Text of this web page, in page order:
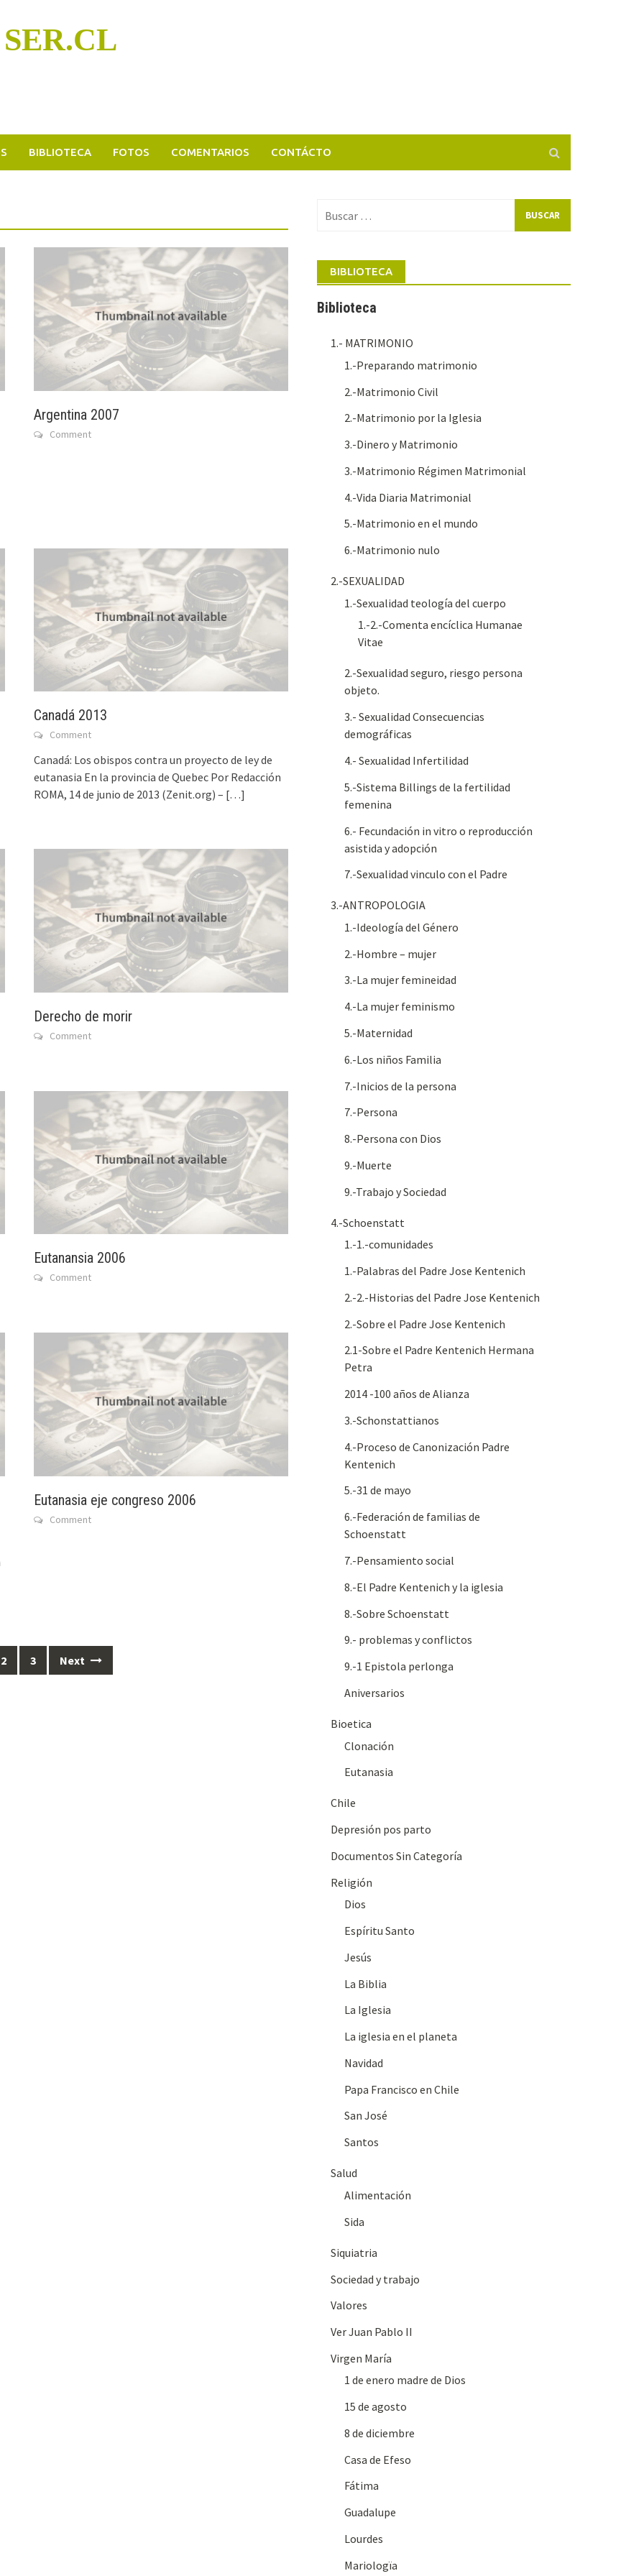
BIBLIOTECA FOTOS COMENTARIOS CONTÁCTO
Argentina 2007
Comment
Canadá 2013
Comment
Canadá: Los obispos contra un proyecto de ley de
eutanasia En la provincia de Quebec Por Redacción
ROMA, 14 de junio de 2013 (Zenit.org) – […]
Derecho de morir
Comment
Eutanansia 2006
Comment
Eutanasia eje congreso 2006
Comment
2 3 Next
por:
BIBLIOTECA
Biblioteca
1.- MATRIMONIO
1.-Preparando matrimonio
2.-Matrimonio Civil
2.-Matrimonio por la Iglesia
3.-Dinero y Matrimonio
3.-Matrimonio Régimen Matrimonial
4.-Vida Diaria Matrimonial
5.-Matrimonio en el mundo
6.-Matrimonio nulo
2.-SEXUALIDAD
1.-Sexualidad teología del cuerpo
1.-2.-Comenta encíclica Humanae
Vitae
2.-Sexualidad seguro, riesgo persona
objeto.
3.- Sexualidad Consecuencias
demográficas
4.- Sexualidad Infertilidad
5.-Sistema Billings de la fertilidad
femenina
6.- Fecundación in vitro o reproducción
asistida y adopción
7.-Sexualidad vinculo con el Padre
3.-ANTROPOLOGIA
1.-Ideología del Género
2.-Hombre – mujer
3.-La mujer femineidad
4.-La mujer feminismo
5.-Maternidad
6.-Los niños Familia
7.-Inicios de la persona
7.-Persona
8.-Persona con Dios
9.-Muerte
9.-Trabajo y Sociedad
4.-Schoenstatt
1.-1.-comunidades
1.-Palabras del Padre Jose Kentenich
2.-2.-Historias del Padre Jose Kentenich
2.-Sobre el Padre Jose Kentenich
2.1-Sobre el Padre Kentenich Hermana
Petra
2014 -100 años de Alianza
3.-Schonstattianos
4.-Proceso de Canonización Padre
Kentenich
5.-31 de mayo
6.-Federación de familias de
Schoenstatt
7.-Pensamiento social
8.-El Padre Kentenich y la iglesia
8.-Sobre Schoenstatt
9.- problemas y conflictos
9.-1 Epistola perlonga
Aniversarios
Bioetica
Clonación
Eutanasia
Chile
Depresión pos parto
Documentos Sin Categoría
Religión
Dios
Espíritu Santo
Jesús
La Biblia
La Iglesia
La iglesia en el planeta
Navidad
Papa Francisco en Chile
San José
Santos
Salud
Alimentación
Sida
Siquiatria
Sociedad y trabajo
Valores
Ver Juan Pablo II
Virgen María
1 de enero madre de Dios
15 de agosto
8 de diciembre
Casa de Efeso
Fátima
Guadalupe
Lourdes
Mariologïa